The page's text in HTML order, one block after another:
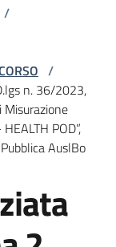
/
/
n. 36/2023,
POD”,
AuslBo